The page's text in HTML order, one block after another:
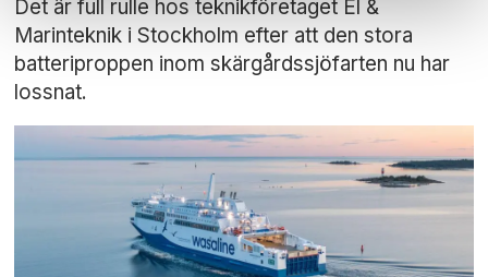
Det är full rulle hos teknikföretaget El &
Marinteknik i Stockholm efter att den stora
batteriproppen inom skärgårdssjöfarten nu har
lossnat.